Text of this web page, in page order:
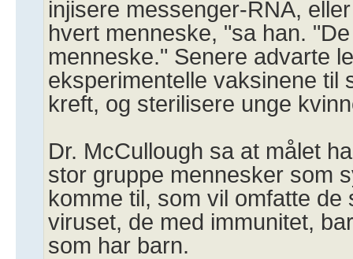
injisere messenger-RNA,
hvert menneske, "sa han.
menneske." Senere advarte
eksperimentelle vaksinene til
kreft, og sterilisere unge
Dr. McCullough sa at målet
stor gruppe mennesker som
komme til, som vil omfatte de
viruset, de med immunitet,
som har barn.